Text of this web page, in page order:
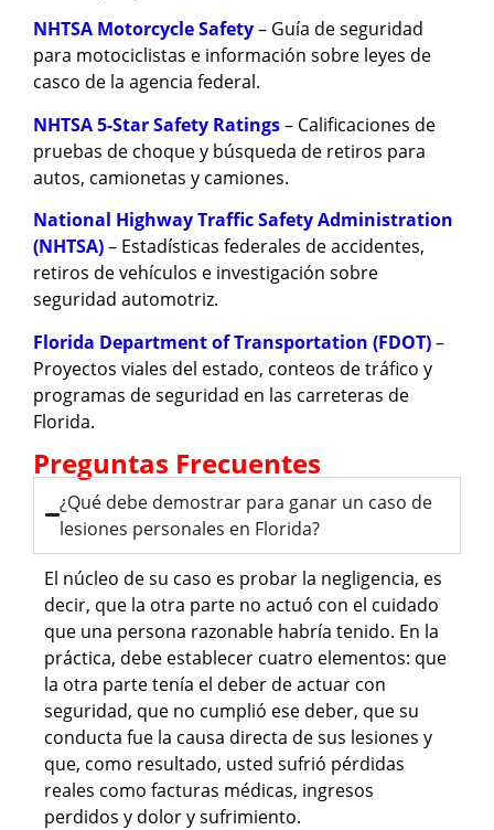
NHTSA Motorcycle Safety– Guía de seguridad
para motociclistas e información sobre leyes de
casco de la agencia federal.
NHTSA 5-Star Safety Ratings– Calificaciones de
pruebas de choque y búsqueda de retiros para
autos, camionetas y camiones.
National Highway Traffic Safety Administration
(NHTSA)– Estadísticas federales de accidentes,
retiros de vehículos e investigación sobre
seguridad automotriz.
Florida Department of Transportation (FDOT)–
Proyectos viales del estado, conteos de tráfico y
programas de seguridad en las carreteras de
Florida.
Preguntas Frecuentes
¿Qué debe demostrar para ganar un caso de
lesiones personales en Florida?
El núcleo de su caso es probar la negligencia, es
decir, que la otra parte no actuó con el cuidado
que una persona razonable habría tenido. En la
práctica, debe establecer cuatro elementos: que
la otra parte tenía el deber de actuar con
seguridad, que no cumplió ese deber, que su
conducta fue la causa directa de sus lesiones y
que, como resultado, usted sufrió pérdidas
reales como facturas médicas, ingresos
perdidos y dolor y sufrimiento.